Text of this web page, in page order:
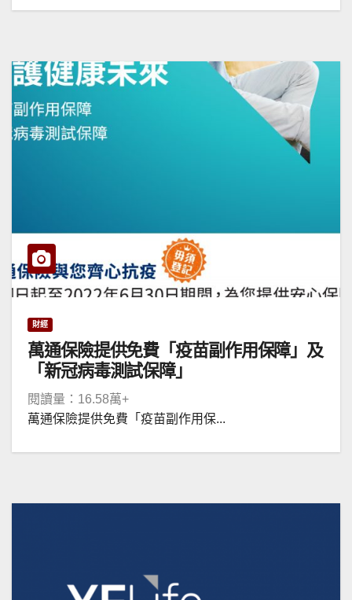
財經
萬通保險提供免費「疫苗副作用保障」及
「新冠病毒測試保障」
閱讀量：16.58萬+
萬通保險提供免費「疫苗副作用保...